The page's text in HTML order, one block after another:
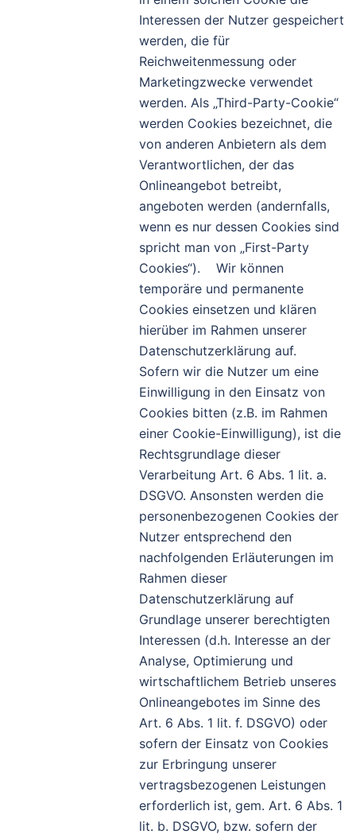
Interessen der Nutzer gespeichert
werden, die für
Reichweitenmessung oder
Marketingzwecke verwendet
werden. Als „Third-Party-Cookie“
werden Cookies bezeichnet, die
von anderen Anbietern als dem
Verantwortlichen, der das
Onlineangebot betreibt,
angeboten werden (andernfalls,
wenn es nur dessen Cookies sind
spricht man von „First-Party
Cookies“). Wir können
temporäre und permanente
Cookies einsetzen und klären
hierüber im Rahmen unserer
Datenschutzerklärung auf.
Sofern wir die Nutzer um eine
Einwilligung in den Einsatz von
Cookies bitten (z.B. im Rahmen
einer Cookie-Einwilligung), ist die
Rechtsgrundlage dieser
Verarbeitung Art. 6 Abs. 1 lit. a.
DSGVO. Ansonsten werden die
personenbezogenen Cookies der
Nutzer entsprechend den
nachfolgenden Erläuterungen im
Rahmen dieser
Datenschutzerklärung auf
Grundlage unserer berechtigten
Interessen (d.h. Interesse an der
Analyse, Optimierung und
wirtschaftlichem Betrieb unseres
Onlineangebotes im Sinne des
Art. 6 Abs. 1 lit. f. DSGVO) oder
sofern der Einsatz von Cookies
zur Erbringung unserer
vertragsbezogenen Leistungen
erforderlich ist, gem. Art. 6 Abs. 1
lit. b. DSGVO, bzw. sofern der